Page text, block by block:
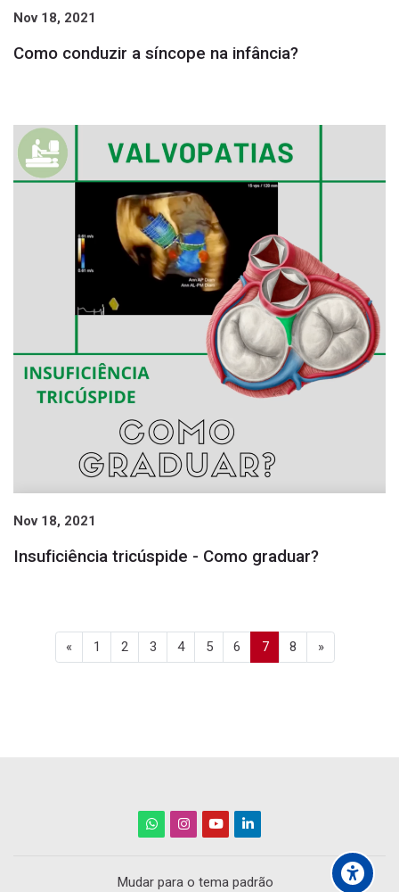
Nov 18, 2021
Como conduzir a síncope na infância?
Nov 18, 2021
Insuficiência tricúspide - Como graduar?
« Página anterior
1 Página 1
2 Página 2
3Página 3
4Página 4
5Página 5
6 Página 6
7Página 7
8 Página 8
»Próxima
Mudar para o tema padrão